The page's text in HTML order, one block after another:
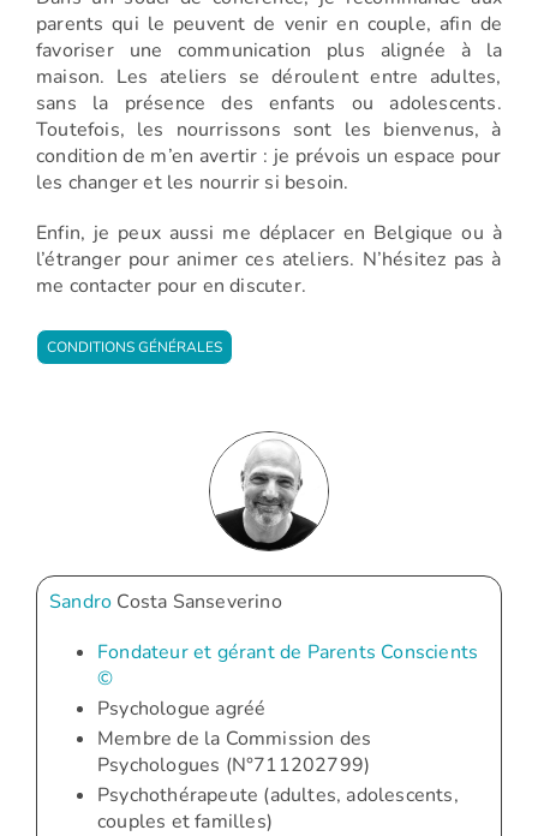
parents qui le peuvent de venir en couple, afin de
favoriser une communication plus alignée à la
maison. Les ateliers se déroulent entre adultes,
sans la présence des enfants ou adolescents.
Toutefois, les nourrissons sont les bienvenus, à
condition de m’en avertir : je prévois un espace pour
les changer et les nourrir si besoin.
Enfin, je peux aussi me déplacer en Belgique ou à
l’étranger pour animer ces ateliers. N’hésitez pas à
me contacter pour en discuter.
CONDITIONS GÉNÉRALES
Sandro Costa Sanseverino
Fondateur et gérant de Parents Conscients
©
Psychologue agréé
Membre de la Commission des
Psychologues (N°711202799)
Psychothérapeute (adultes, adolescents,
couples et familles)